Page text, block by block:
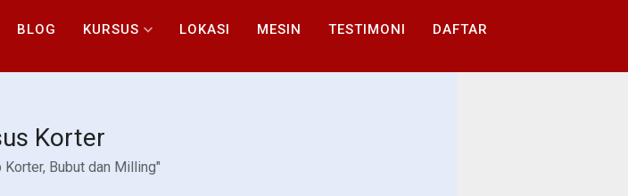
BLOG KURSUS LOKASI MESIN TESTIMONI DAFTAR
Korter
Bubut dan Milling"